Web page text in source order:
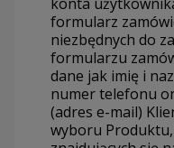
formularz
niezbędnych do
formularzu
dane jak imię i
numer telefonu
(adres e-mail)
wyboru